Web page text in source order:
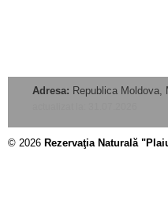
Adresa: Republica Moldova,
© 2026 Rezervaţia Naturală